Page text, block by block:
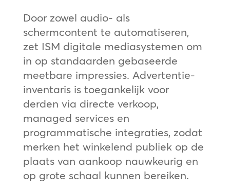
Door zowel audio- als
schermcontent te automatiseren,
zet ISM digitale mediasystemen om
in op standaarden gebaseerde
meetbare impressies. Advertentie-
inventaris is toegankelijk voor
derden via directe verkoop,
managed services en
programmatische integraties, zodat
merken het winkelend publiek op de
plaats van aankoop nauwkeurig en
op grote schaal kunnen bereiken.